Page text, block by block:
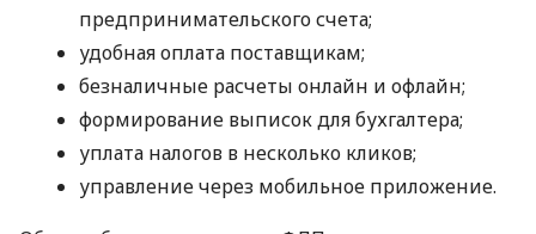
предпринимательского счета;
удобная оплата поставщикам;
безналичные расчеты онлайн и офлайн;
формирование выписок для бухгалтера;
уплата налогов в несколько кликов;
управление через мобильное приложение.